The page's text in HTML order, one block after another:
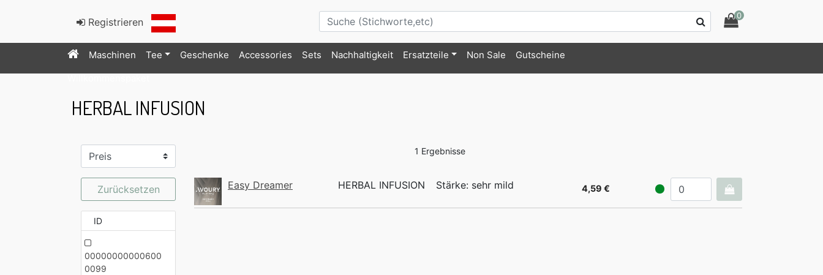
Registrieren
0
Maschinen Tee Geschenke Accessories Sets Nachhaltigkeit Ersatzteile Non Sale Gutscheine
HERBAL INFUSION
1 Ergebnisse
Zurücksetzen
ID
00000000000600
0099
Easy Dreamer HERBAL INFUSION Stärke: sehr mild 4,59 €